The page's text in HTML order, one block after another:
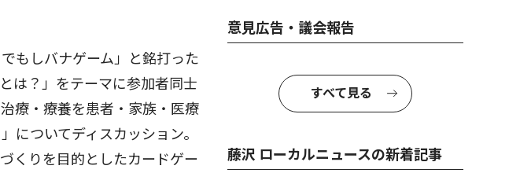
もしバナゲーム」と銘打った
は？」をテーマに参加者同士
療・療養を患者・家族・医療
についてディスカッション。
くりを目的としたカードゲー
意見広告・議会報告
すべて見る
藤沢 ローカルニュースの新着記事